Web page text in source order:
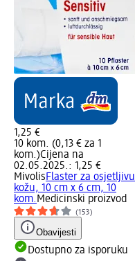
1,25 €
10 kom. (0,13 € za 1
kom.)Cijena na
02.05.2025.: 1,25 €
MivolisFlaster za osjetljivu
kožu, 10 cm x 6 cm, 10
kom.Medicinski proizvod
(153)
Obavijesti
Dostupno za isporuku